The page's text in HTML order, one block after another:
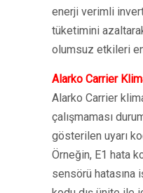
enerji verimli
tüketimini
olumsuz etkileri
Alarko Carrier
Alarko Carrier
çalışmaması
gösterilen uyarı
Örneğin, E1 hata
sensörü hatasına